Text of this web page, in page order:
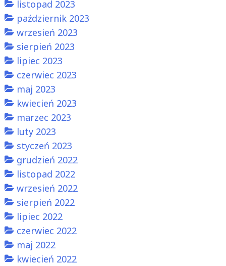
listopad 2023
październik 2023
wrzesień 2023
sierpień 2023
lipiec 2023
czerwiec 2023
maj 2023
kwiecień 2023
marzec 2023
luty 2023
styczeń 2023
grudzień 2022
listopad 2022
wrzesień 2022
sierpień 2022
lipiec 2022
czerwiec 2022
maj 2022
kwiecień 2022